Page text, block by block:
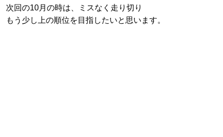
次回の10月の時は、ミスなく走り切り
もう少し上の順位を目指したいと思います。